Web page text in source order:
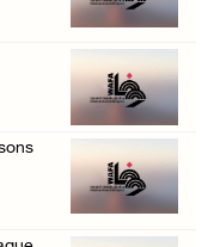
Amman ...
sont con ...
s ...